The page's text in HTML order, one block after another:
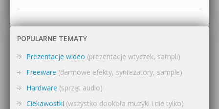
POPULARNE TEMATY
Prezentacje wideo (prezentacje wtyczek, sampli)
Freeware (darmowe efekty, syntezatory, sample)
Hardware (sprzęt audio)
Ciekawostki (wszystko dookoła muzyki i nie tylko)